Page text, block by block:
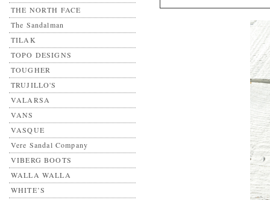
THE NORTH FACE
The Sandalman
TILAK
TOPO DESIGNS
TOUGHER
TRUJILLO'S
VALARSA
VANS
VASQUE
Vere Sandal Company
VIBERG BOOTS
WALLA WALLA
WHITE’S